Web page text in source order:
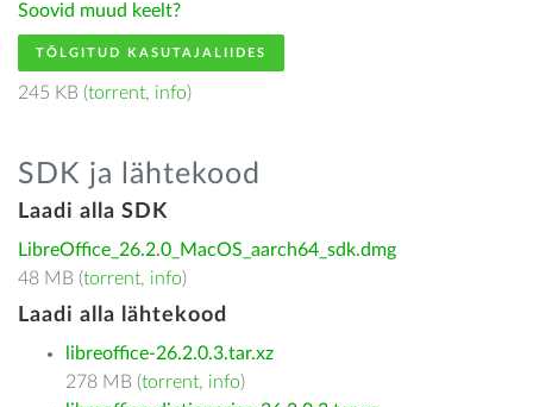
Soovid muud keelt?
TÕLGITUD KASUTAJALIIDES
245 KB (torrent, info)
SDK ja lähtekood
Laadi alla SDK
LibreOffice_26.2.0_MacOS_aarch64_sdk.dmg
48 MB (torrent, info)
Laadi alla lähtekood
libreoffice-26.2.0.3.tar.xz
278 MB (torrent, info)